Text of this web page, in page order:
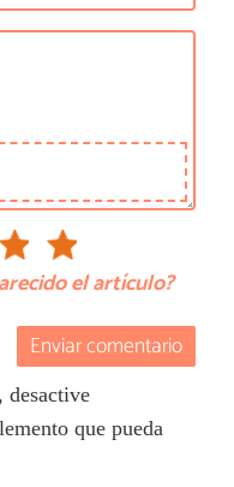
el artículo?
Enviar comentario
desactive
que pueda